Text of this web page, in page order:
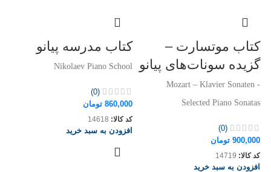
کتاب موتسارت –
گزیده سونات‌های پیانو
Mozart – Klavier Sonaten -
Selected Piano Sonatas
(0)
900,000 تومان
کد کالا: 14719
افزودن به سبد خرید
کتاب مدرسه پیانو
Nikolaev Piano School
(0)
860,000 تومان
کد کالا: 14618
افزودن به سبد خرید